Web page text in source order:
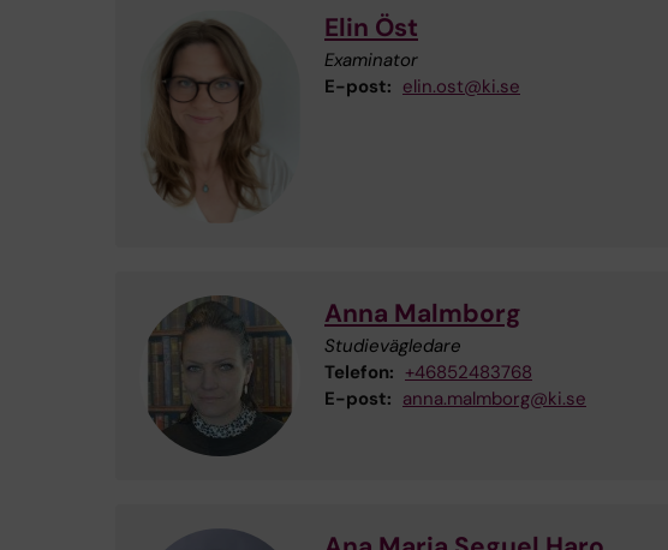
Elin Öst
Examinator
E-post: elin.ost@ki.se
Anna Malmborg
Studievägledare
Telefon: +46852483768
E-post: anna.malmborg@ki.se